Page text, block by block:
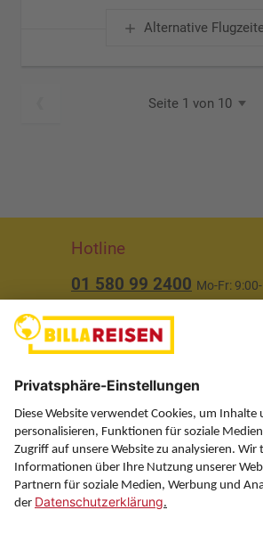
Alternative
Seite 1 von 10
Hotline
01 580 99 2400 Mo-Fr:
(ausgenommen Feiertage)
Über uns
Service
Information
Folgen Sie uns auf